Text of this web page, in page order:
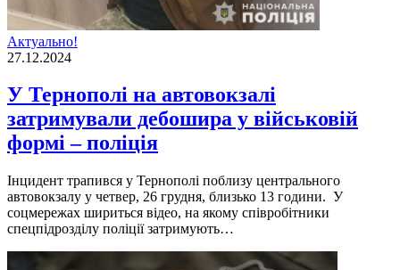
Актуально!
27.12.2024
У Тернополі на автовокзалі
затримували дебошира у військовій
формі – поліція
Інцидент трапився у Тернополі поблизу центрального
автовокзалу у четвер, 26 грудня, близько 13 години. У
соцмережах шириться відео, на якому співробітники
спецпідрозділу поліції затримують…